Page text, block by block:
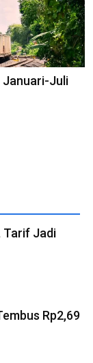
Januari-Juli
Tarif Jadi
Rp2,69